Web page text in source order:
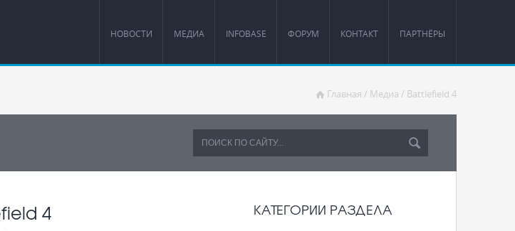
НОВОСТИ МЕДИА INFOBASE ФОРУМ КОНТАКТ ПАРТНЁРЫ
Главная / Медиа / Battlefield 4
4 КАТЕГОРИИ РАЗДЕЛА